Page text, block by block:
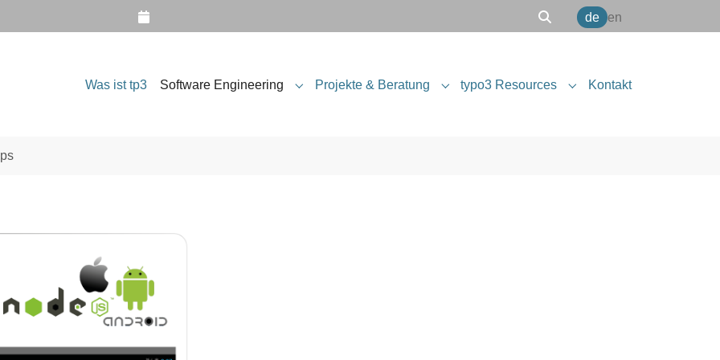
de en
Was ist tp3 Software Engineering
Submenu for "Software Engineering"
Projekte & Beratung
Submenu for "Projekte & Beratung"
typo3 Resources
Submenu for "typo3
Kontakt